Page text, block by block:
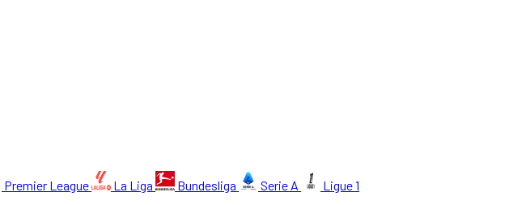
Premier League La Liga Bundesliga Serie A
Ligue 1